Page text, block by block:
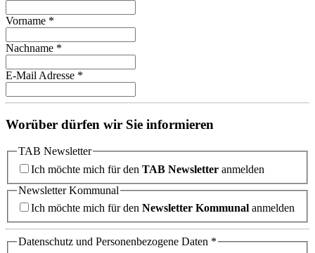
Vorname *
Nachname *
E-Mail Adresse *
Worüber dürfen wir Sie informieren
TAB Newsletter
Ich möchte mich für den TAB Newsletter anmelden
Newsletter Kommunal
Ich möchte mich für den Newsletter Kommunal anmelden
Datenschutz und Personenbezogene Daten *